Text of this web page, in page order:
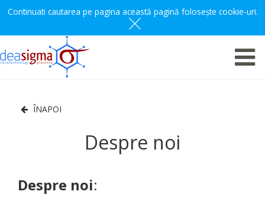
Continuati cautarea pe pagina această pagină folosește cookie-uri.
ÎNAPOI
Despre noi
Despre noi: